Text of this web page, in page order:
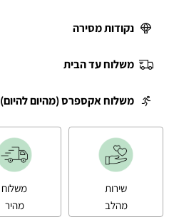
נקודות מסירה
משלוח עד הבית
משלוח אקספרס (מהיום להיום)
שירות
מהלב
משלוח
מהיר